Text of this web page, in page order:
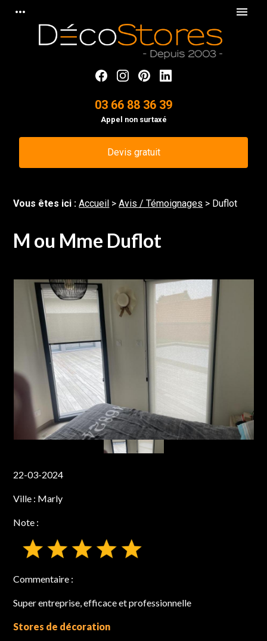
more_horiz menu
03 66 88 36 39
Appel non surtaxé
Devis gratuit
Vous êtes ici :Accueil >Avis / Témoignages > Duflot
M ou Mme Duflot
22-03-2024
Ville : Marly
Note :
Commentaire :
Super entreprise, efficace et professionnelle
Stores de décoration